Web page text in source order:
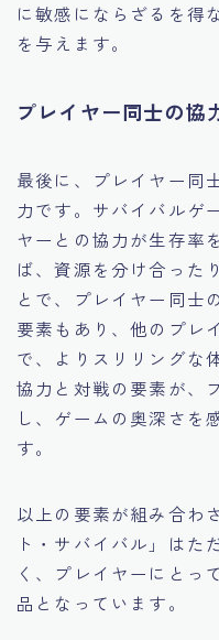
に敏感にならざるを得
を与えます。
プレイヤー同士の協
最後に、プレイヤー同
力です。サバイバルゲ
ヤーとの協力が生存率
ば、資源を分け合った
とで、プレイヤー同士
要素もあり、他のプレ
で、よりスリリングな
協力と対戦の要素が、
し、ゲームの奥深さを
す。
以上の要素が組み合わ
ト・サバイバル」はた
く、プレイヤーにとっ
品となっています。